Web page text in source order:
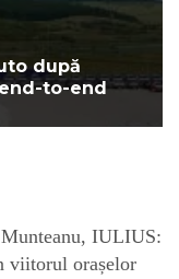
după
to-end
Munteanu, IULIUS:
viitorul orașelor